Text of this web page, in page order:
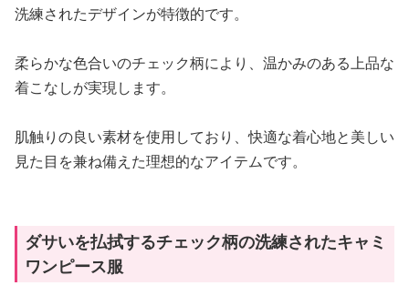
洗練されたデザインが特徴的です。
柔らかな色合いのチェック柄により、温かみのある上品な
着こなしが実現します。
肌触りの良い素材を使用しており、快適な着心地と美しい
見た目を兼ね備えた理想的なアイテムです。
ダサいを払拭するチェック柄の洗練されたキャミ
ワンピース服